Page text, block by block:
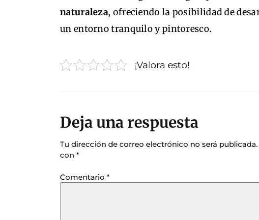
naturaleza, ofreciendo la posibilidad de
un entorno tranquilo y pintoresco.
¡Valora esto!
Deja una respuesta
Tu dirección de correo electrónico no será publicada.
con *
Comentario *